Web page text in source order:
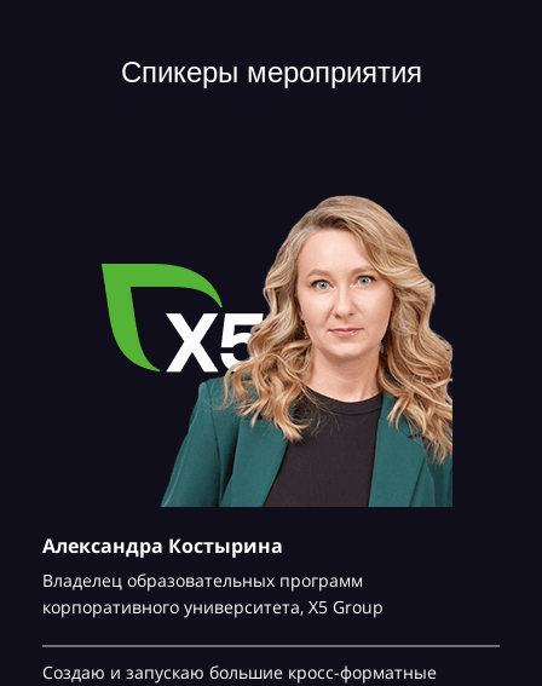
Спикеры мероприятия
Александра Костырина
Владелец образовательных программ
корпоративного университета, Х5 Group
Создаю и запускаю большие кросс-форматные